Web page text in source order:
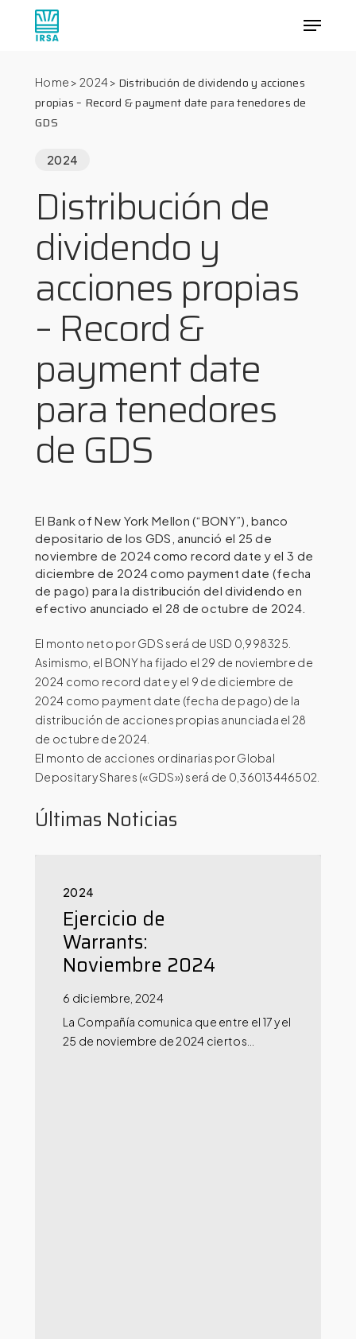
Menu
Home > 2024> Distribución de dividendo y acciones
propias – Record & payment date para tenedores de
GDS
2024
Distribución de
dividendo y
acciones propias
– Record &
payment date
para tenedores
de GDS
El Bank of New York Mellon (“BONY”), banco
depositario de los GDS, anunció el 25 de
noviembre de 2024 como record date y el 3 de
diciembre de 2024 como payment date (fecha
de pago) para la distribución del dividendo en
efectivo anunciado el 28 de octubre de 2024.
El monto neto por GDS será de USD 0,998325.
Asimismo, el BONY ha fijado el 29 de noviembre de
2024 como record date y el 9 de diciembre de
2024 como payment date (fecha de pago) de la
distribución de acciones propias anunciada el 28
de octubre de 2024.
El monto de acciones ordinarias por Global
Depositary Shares («GDS») será de 0,36013446502.
Últimas Noticias
2024
Ejercicio de
Warrants:
Noviembre 2024
6 diciembre, 2024
La Compañía comunica que entre el 17 y el
25 de noviembre de 2024 ciertos…